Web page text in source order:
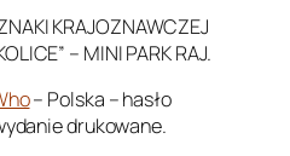
KRAJOZNAWCZEJ
– MINI PARK RAJ.
– Polska – hasło
drukowane.